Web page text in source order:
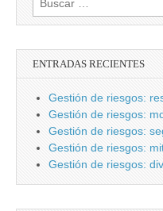
ENTRADAS RECIENTES
Gestión de riesgos:
Gestión de riesgos:
Gestión de riesgos:
Gestión de riesgos:
Gestión de riesgos: